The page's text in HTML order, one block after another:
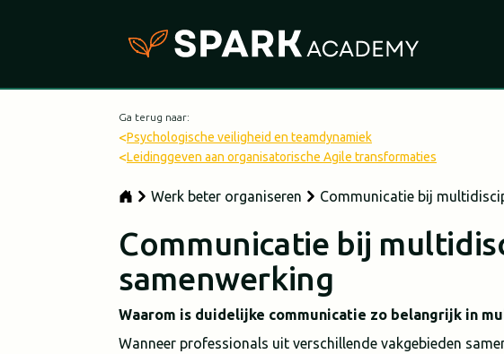
Ga terug naar:
<Psychologische veiligheid en teamdynamiek
<Leidinggeven aan organisatorische Agile transformaties
Werk beter organiseren Communicatie bij
Communicatie bij
samenwerking
Waarom is duidelijke communicatie zo belangrijk in
Wanneer professionals uit verschillende vakgebieden